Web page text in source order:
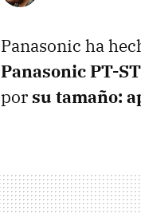
Panasonic ha
Panasonic PT-
porsu tamaño: